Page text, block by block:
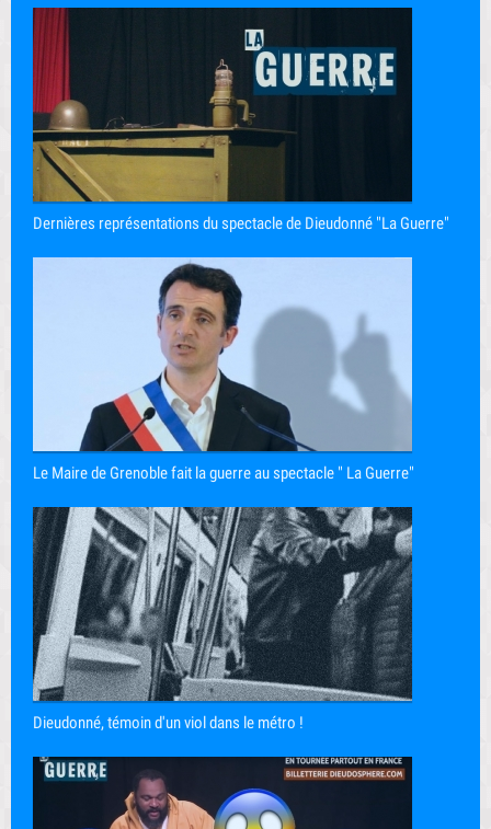
Dernières représentations du spectacle de Dieudonné "La Guerre"
Le Maire de Grenoble fait la guerre au spectacle " La Guerre"
Dieudonné, témoin d'un viol dans le métro !